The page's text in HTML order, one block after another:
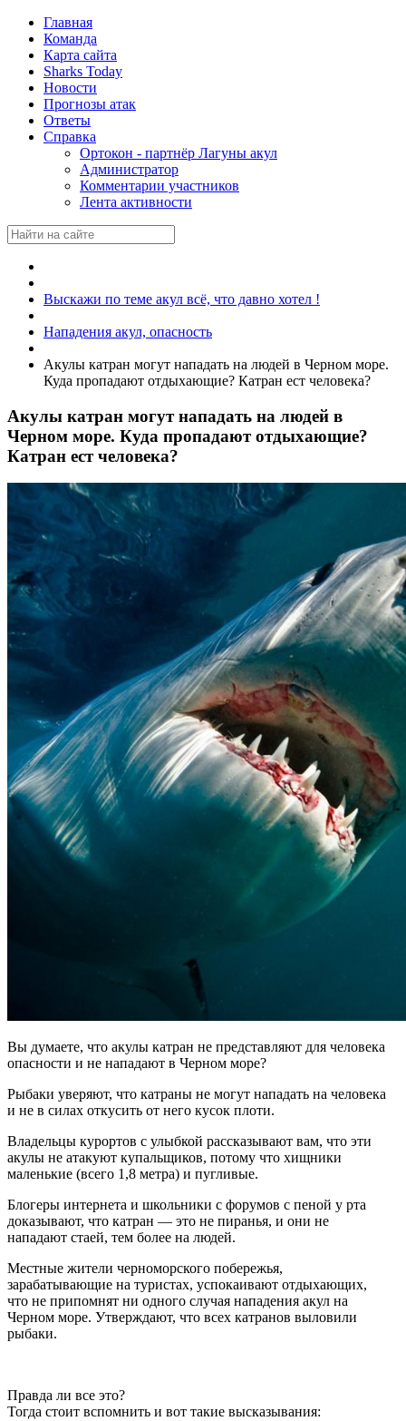
Главная
Команда
Карта сайта
Sharks Today
Новости
Прогнозы атак
Ответы
Справка
Ортокон - партнёр Лагуны акул
Администратор
Комментарии участников
Лента активности
Выскажи по теме акул всё, что давно хотел !
Нападения акул, опасность
Акулы катран могут нападать на людей в Черном море.
Куда пропадают отдыхающие? Катран ест человека?
Акулы катран могут нападать на людей в
Черном море. Куда пропадают отдыхающие?
Катран ест человека?
Вы думаете, что акулы катран не представляют для человека
опасности и не нападают в Черном море?
Рыбаки уверяют, что катраны не могут нападать на человека
и не в силах откусить от него кусок плоти.
Владельцы курортов с улыбкой рассказывают вам, что эти
акулы не атакуют купальщиков, потому что хищники
маленькие (всего 1,8 метра) и пугливые.
Блогеры интернета и школьники с форумов с пеной у рта
доказывают, что катран — это не пиранья, и они не
нападают стаей, тем более на людей.
Местные жители черноморского побережья,
зарабатывающие на туристах, успокаивают отдыхающих,
что не припомнят ни одного случая нападения акул на
Черном море. Утверждают, что всех катранов выловили
рыбаки.
Правда ли все это?
Тогда стоит вспомнить и вот такие высказывания: